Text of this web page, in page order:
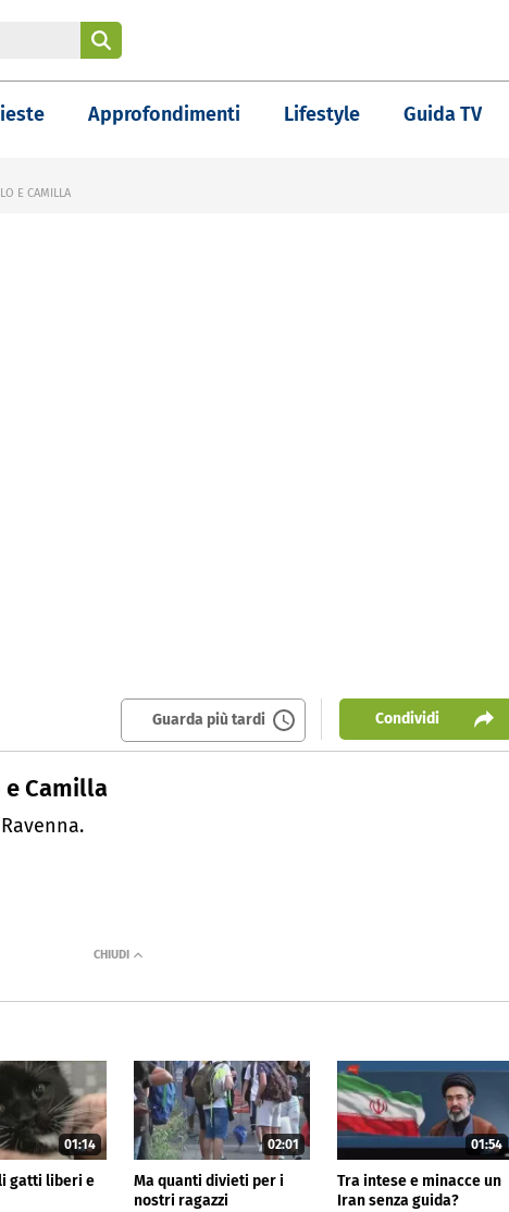
Approfondimenti Lifestyle Guida TV
E CAMILLA
Guarda più tardi Condividi
Camilla
01:14
gatti liberi e
02:01
Ma quanti divieti per i
nostri ragazzi
01:54
Tra intese e minacce un
Iran senza guida?